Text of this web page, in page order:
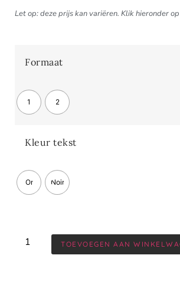
Let op: deze prijs kan variëren. Klik hieronder
Formaat
1 2
Kleur tekst
Or Noir
TOEVOEGEN AAN